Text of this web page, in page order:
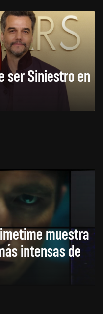
ser Siniestro en
muestra
intensas de